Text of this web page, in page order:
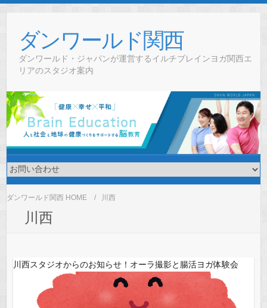
contentダンワールド関西
ダンワールド・ジャパンが運営するイルチブレインヨガ関西エ
リアのスタジオ案内
ダンワールド関西 HOME 川西
川西
川西スタジオからのお知らせ！オーラ撮影と腸活ヨガ体験会